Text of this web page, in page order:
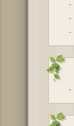
-
-
-
-